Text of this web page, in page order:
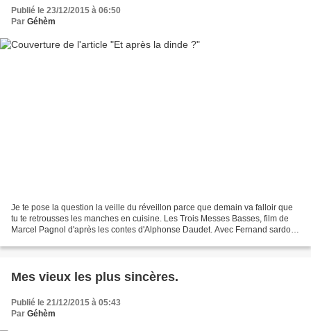
Publié le 23/12/2015 à 06:50
Par Géhèm
Je te pose la question la veille du réveillon parce que demain va falloir que
tu te retrousses les manches en cuisine. Les Trois Messes Basses, film de
Marcel Pagnol d'après les contes d'Alphonse Daudet. Avec Fernand sardou.
Mes vieux les plus sincères.
Publié le 21/12/2015 à 05:43
Par Géhèm